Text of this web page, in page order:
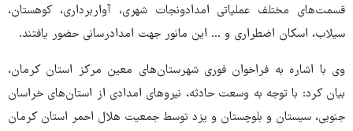
قسمت‌های مختلف عملیاتی امدادونجات شهری، آواربرداری، کوهستان،
سیلاب، اسکان اضطراری و ... این مانور جهت امدادرسانی حضور یافتند.
وی با اشاره به فراخوان فوری شهرستان‌های معین مرکز استان کرمان،
بیان کرد: با توجه به وسعت حادثه، نیروهای امدادی از استان‌های خراسان
جنوبی، سیستان و بلوچستان و یزد توسط جمعیت هلال احمر استان کرمان